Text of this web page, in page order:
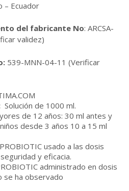
– Ecuador
del fabricante No: ARCSA-
validez)
539-MNN-04-11 (Verificar
Solución de 1000 ml.
de 12 años: 30 ml antes y
desde 3 años 10 a 15 ml
usado a las dosis
y eficacia.
administrado en dosis
se ha observado